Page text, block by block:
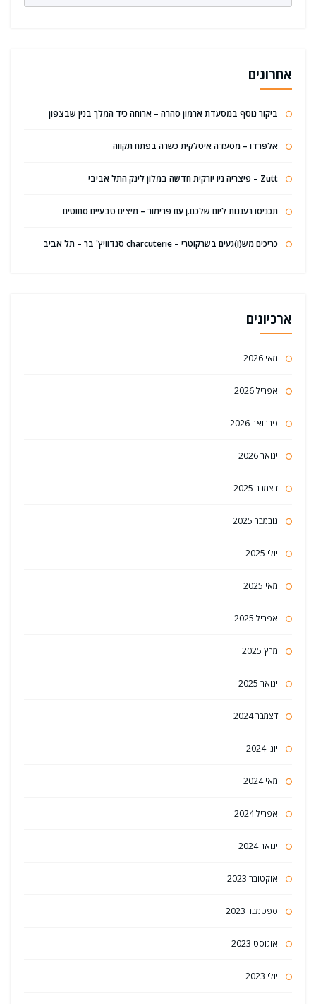
אחרונים
ביקור נוסף במסעדת ארמון סהרה – ארוחה כיד המלך בנין שבצפון
אלפרדו – מסעדה איטלקית כשרה בפתח תקווה
Zutt – פיצריה ניו יורקית חדשה במלון לינק התל אביבי
תכניסו רעננות ליום שלכם.ן עם פרימור – מיצים טבעיים סחוטים
כריכים מש(ו)געים בשרקוטרי – charcuterie סנדוויץ' בר – תל אביב
ארכיונים
מאי 2026
אפריל 2026
פברואר 2026
ינואר 2026
דצמבר 2025
נובמבר 2025
יולי 2025
מאי 2025
אפריל 2025
מרץ 2025
ינואר 2025
דצמבר 2024
יוני 2024
מאי 2024
אפריל 2024
ינואר 2024
אוקטובר 2023
ספטמבר 2023
אוגוסט 2023
יולי 2023